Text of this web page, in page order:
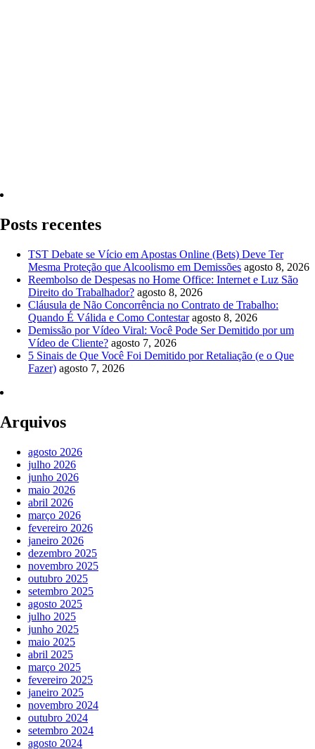
Posts recentes
TST Debate se Vício em Apostas Online (Bets) Deve Ter
Mesma Proteção que Alcoolismo em Demissões agosto 8, 2026
Reembolso de Despesas no Home Office: Internet e Luz São
Direito do Trabalhador? agosto 8, 2026
Cláusula de Não Concorrência no Contrato de Trabalho:
Quando É Válida e Como Contestar agosto 8, 2026
Demissão por Vídeo Viral: Você Pode Ser Demitido por um
Vídeo de Cliente? agosto 7, 2026
5 Sinais de Que Você Foi Demitido por Retaliação (e o Que
Fazer) agosto 7, 2026
Arquivos
agosto 2026
julho 2026
junho 2026
maio 2026
abril 2026
março 2026
fevereiro 2026
janeiro 2026
dezembro 2025
novembro 2025
outubro 2025
setembro 2025
agosto 2025
julho 2025
junho 2025
maio 2025
abril 2025
março 2025
fevereiro 2025
janeiro 2025
novembro 2024
outubro 2024
setembro 2024
agosto 2024